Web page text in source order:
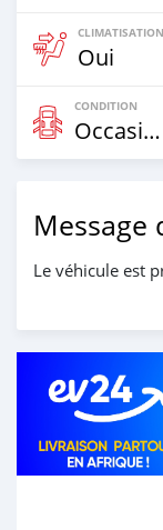
CLIMATISATION
Oui
CONDITION
Occasion
Message
Le véhicule est